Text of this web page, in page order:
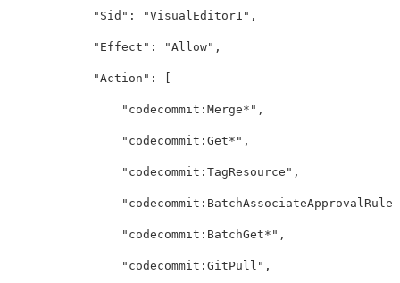
"Sid" : "VisualEditor1" ,
"Effect" : "Allow" ,
"Action" : [
"codecommit:Merge*" ,
"codecommit:Get*" ,
"codecommit:TagResource" ,
"codecommit:BatchGet*" ,
"codecommit:GitPull" ,